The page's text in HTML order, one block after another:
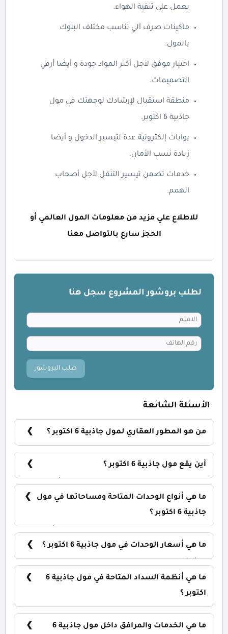
يعمل علي تنقية الهواء.
ماكينات صرف آلي تناسب مختلف البنوك
بالمول.
اختيار موفق لأجل أكثر المواد جودة و أيضا أرقي
التصميمات.
منطقة استقبال لإرشادك لوجهتك في مول
جاذبية 6 اكتوبر.
بوابات إلكترونية عدة لتيسير الدخول و أيضا
زيادة نسب الأمان.
خدمات تضمن تيسير التنقل لأجل أصحاب
الهمم.
للاطلاع علي مزيد من معلومات المول العالمي أو
الحجز سارع بالتواصل معنا
لطلب بروشور المشروع سجل هنا
طلب البروشور
الأسئلة الشائعة
من هو المطور العقاري لمول جاذبية 6 اكتوبر ؟
أين يقع مول جاذبية 6 اكتوبر ؟
مباشرةً علي محور 26 يوليو.
ما هي أنواع الوحدات المتاحة ومساحاتها في مول
جاذبية 6 اكتوبر ؟
تشمل: المحلات التجارية: تبدأ من 32 متر² المكاتب
الإدارية: تبدأ من 51 متر² العيادات الطبية: تبدأ من 59 متر²
ما هي أسعار الوحدات في مول جاذبية 6 اكتوبر ؟
الوحدة والمساحة. الأسعار قابلة للتغيير حسب تطورات
السوق.
ما هي أنظمة السداد المتاحة في مول جاذبية 6
اكتوبر ؟
الباقي على 8 سنوات بدون فوائد.
ما هي الخدمات والمرافق داخل مول جاذبية 6